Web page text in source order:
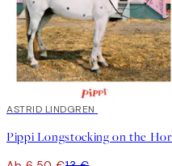
50%*
ASTRID LINDGREN